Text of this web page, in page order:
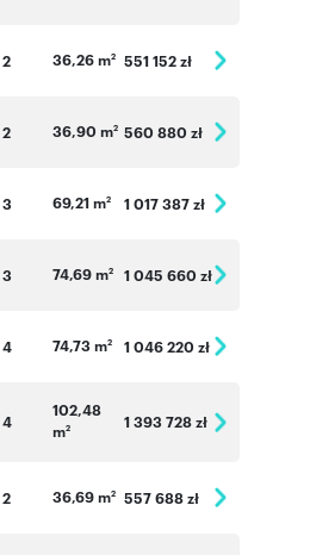
2 36,26 m2 551 152 zł
2 36,90 m2 560 880 zł
3 69,21 m2 1 017 387 zł
3 74,69 m2 1 045 660 zł
4 74,73 m2 1 046 220 zł
4
102,48
m2 1 393 728 zł
2 36,69 m2 557 688 zł